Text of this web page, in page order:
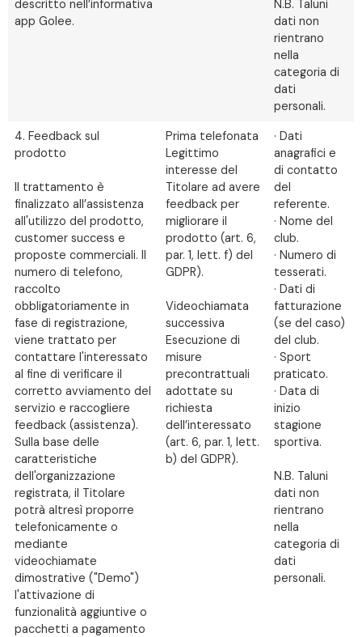
descritto nell’informativa
app Golee.
N.B. Taluni
dati non
rientrano
nella
categoria di
dati
personali.
4. Feedback sul
prodotto
Il trattamento è
finalizzato all’assistenza
all'utilizzo del prodotto,
customer success e
proposte commerciali. Il
numero di telefono,
raccolto
obbligatoriamente in
fase di registrazione,
viene trattato per
contattare l'interessato
al fine di verificare il
corretto avviamento del
servizio e raccogliere
feedback (assistenza).
Sulla base delle
caratteristiche
dell'organizzazione
registrata, il Titolare
potrà altresì proporre
telefonicamente o
mediante
videochiamate
dimostrative ("Demo")
l'attivazione di
funzionalità aggiuntive o
pacchetti a pagamento
Prima telefonata
Legittimo
interesse del
Titolare ad avere
feedback per
migliorare il
prodotto (art. 6,
par. 1, lett. f) del
GDPR).
Videochiamata
successiva
Esecuzione di
misure
precontrattuali
adottate su
richiesta
dell’interessato
(art. 6, par. 1, lett.
b) del GDPR).
· Dati
anagrafici e
di contatto
del
referente.
· Nome del
club.
· Numero di
tesserati.
· Dati di
fatturazione
(se del caso)
del club.
· Sport
praticato.
· Data di
inizio
stagione
sportiva.
N.B. Taluni
dati non
rientrano
nella
categoria di
dati
personali.